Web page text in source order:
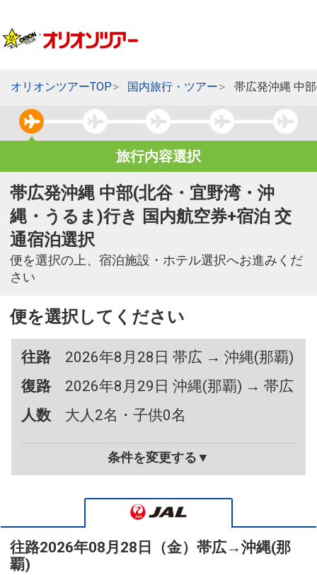
オリオンツアーTOP 国内旅行・ツアー 帯広発沖縄 中
旅行内容選択
帯広発沖縄 中部(北谷・宜野湾・沖
縄・うるま)行き 国内航空券+宿泊 交
通宿泊選択
便を選択の上、宿泊施設・ホテル選択へお進みくだ
さい
便を選択してください
往路
2026年8月28日 帯広 → 沖縄(那覇)
復路
2026年8月29日 沖縄(那覇) → 帯広
人数
大人2名・子供0名
条件を変更する▼
往路2026年08月28日（金） 帯広→沖縄(那
覇)